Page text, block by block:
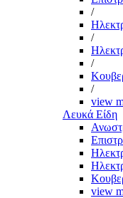
/
/
/
/
view
Λευκά Είδη
view